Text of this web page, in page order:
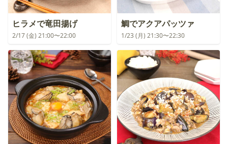
ヒラメで竜田揚げ
2/17 (金) 21:00〜22:00
鯛でアクアパッツァ
1/23 (月) 21:30〜22:30